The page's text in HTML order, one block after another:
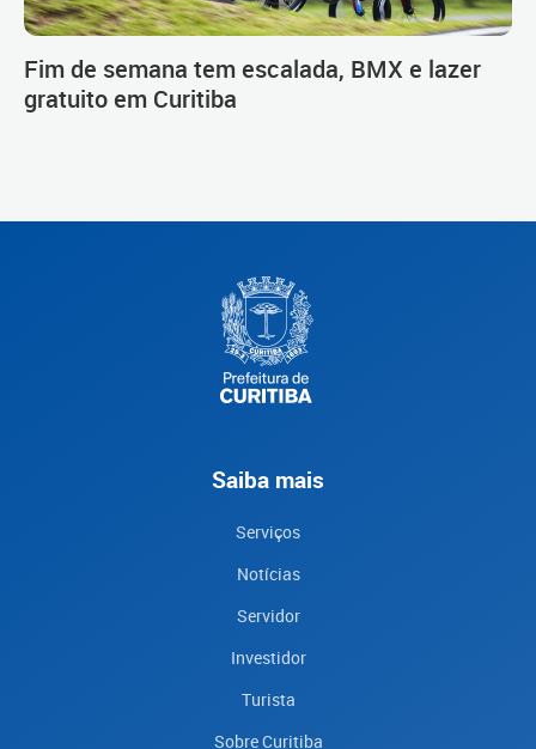
Fim de semana tem escalada, BMX e lazer
gratuito em Curitiba
Saiba mais
Serviços
Notícias
Servidor
Investidor
Turista
Sobre Curitiba